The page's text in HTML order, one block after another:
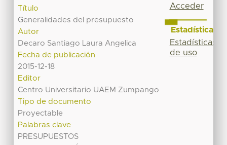
Título
Generalidades del presupuesto
Autor
Decaro Santiago Laura Angelica
Fecha de publicación
2015-12-18
Editor
Centro Universitario UAEM Zumpango
Tipo de documento
Proyectable
Palabras clave
PRESUPUESTOS
Acceder
Estadísticas
Estadísticas
de uso